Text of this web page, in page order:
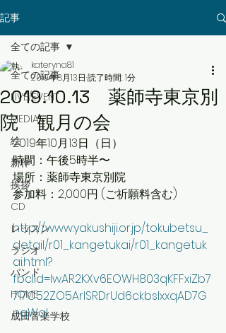
記事
全ての記事
LIVE/EVENT
MEDIA
絵
新作
挨拶
CD
レッスン
ラジオ
バンド
HOME
成田音楽学校
全ての記事
2019.10.13 薬師寺東京別
院 観月の会
kateryna81
2019年8月13日 読了時間: 1分
2019年10月13日（日）
時間：午後5時半〜
場所：薬師寺東京別院
参加料：2,000円 (ご祈願料含む)
http://www.yakushiji.or.jp/tokubetsu_
detail/r01_kangetukai/r01_kangetuk
ai.html?
fbclid=IwAR2KXv6EOWH803qKFFxiZb7
717C52ZO5ArlSRDrUd6ckbsIxxqAD7G
nqWqI